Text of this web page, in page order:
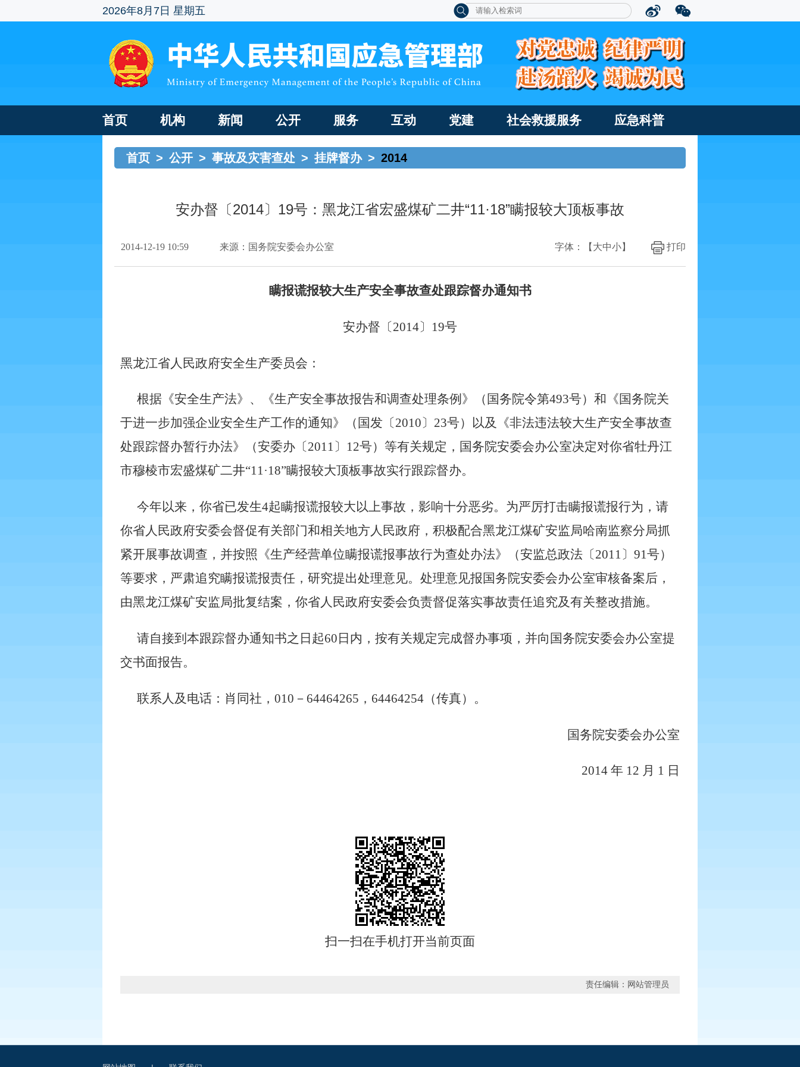
2026年8月7日 星期五
首页 机构 新闻 公开 服务 互动 党建 社会救援服务 应急科普
首页 > 公开 > 事故及灾害查处 > 挂牌督办 > 2014
安办督〔2014〕19号：黑龙江省宏盛煤矿二井“11·18”瞒报较大顶板事故
2014-12-19 10:59 来源：国务院安委会办公室 打印
字体：【 大中小】
瞒报谎报较大生产安全事故查处跟踪督办通知书
安办督〔2014〕 19号
黑龙江省人民政府安全生产委员会：
根据《安全生产法》、《生产安全事故报告和调查处理条例》（国务院令第493号）和《国务院关
于进一步加强企业安全生产工作的通知》（国发〔2010〕 23号）以及《非法违法较大生产安全事故查
处跟踪督办暂行办法》（安委办〔2011〕 12号）等有关规定，国务院安委会办公室决定对你省牡丹江
市穆棱市宏盛煤矿二井“11·18”瞒报较大顶板事故实行跟踪督办。
今年以来，你省已发生4起瞒报谎报较大以上事故，影响十分恶劣。为严厉打击瞒报谎报行为，请
你省人民政府安委会督促有关部门和相关地方人民政府，积极配合黑龙江煤矿安监局哈南监察分局抓
紧开展事故调查，并按照《生产经营单位瞒报谎报事故行为查处办法》（安监总政法〔2011〕 91号）
等要求，严肃追究瞒报谎报责任，研究提出处理意见。处理意见报国务院安委会办公室审核备案后，
由黑龙江煤矿安监局批复结案，你省人民政府安委会负责督促落实事故责任追究及有关整改措施。
请自接到本跟踪督办通知书之日起60 日内，按有关规定完成督办事项，并向国务院安委会办公室提
交书面报告。
联系人及电话：肖同社， 010 － 64464265 ， 64464254（传真）。
国务院安委会办公室
2014 年 12 月 1 日
扫一扫在手机打开当前页面
责任编辑：网站管理员